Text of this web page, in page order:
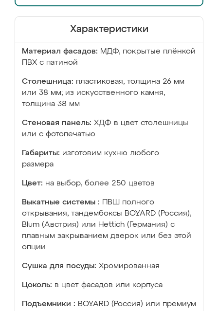
Характеристики
Материал фасадов: МДФ, покрытые плёнкой
ПВХ с патиной
Столешница: пластиковая, толщина 26 мм
или 38 мм; из искусственного камня,
толщина 38 мм
Стеновая панель: ХДФ в цвет столешницы
или с фотопечатью
Габариты: изготовим кухню любого
размера
Цвет: на выбор, более 250 цветов
Выкатные системы :
ПВШ полного
открывания, тандембоксы BOYARD (Россия),
Blum (Австрия) или Hettich (Германия) с
плавным закрыванием дверок или без этой
опции
Сушка для посуды: Хромированная
Цоколь: в цвет фасадов или корпуса
Подъемники : BOYARD (Россия) или премиум